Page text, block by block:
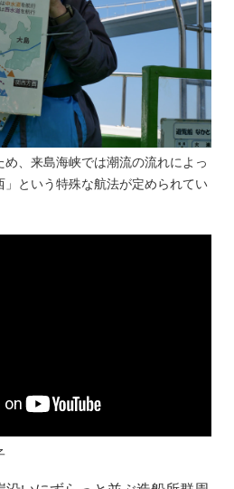
、来島海峡では潮流の流れによっ
」という特殊な航法が定められてい